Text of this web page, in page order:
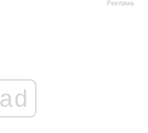
Реклама
ad